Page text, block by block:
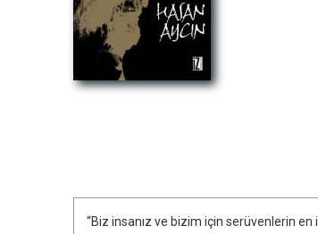
“Biz insanız ve bizim için serüvenlerin